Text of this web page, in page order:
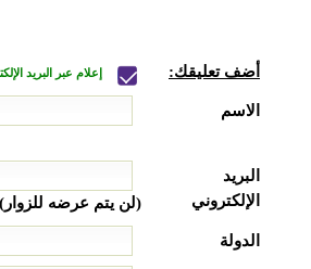
أضف تعليقك: إعلام عبر البريد
الاسم
البريد
الإلكتروني
(لن يتم عرضه للزوار)
الدولة